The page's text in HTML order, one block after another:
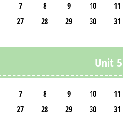
7 8 9 10 11
27 28 29 30 31
Unit 5
7 8 9 10 11
27 28 29 30 31